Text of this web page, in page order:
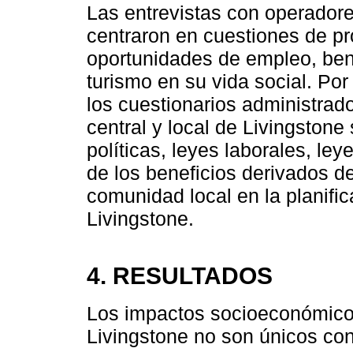
Las entrevistas con
centraron en cuestiones de
oportunidades de empleo,
turismo en su vida social.
los cuestionarios
central y local de
políticas, leyes laborales,
de los beneficios derivados
comunidad local en la
Livingstone.
4. RESULTADOS
Los impactos
Livingstone no son únicos